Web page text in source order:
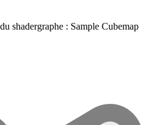
shadergraphe : Sample Cubemap